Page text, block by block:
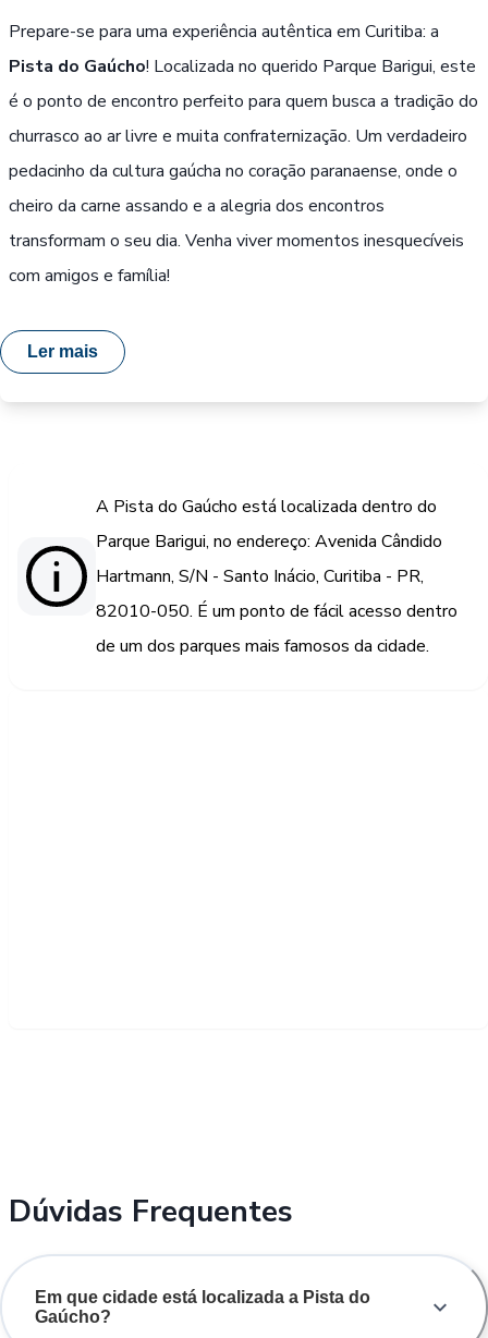
Prepare-se para uma experiência autêntica em Curitiba: a
Pista do Gaúcho! Localizada no querido Parque Barigui, este
é o ponto de encontro perfeito para quem busca a tradição do
churrasco ao ar livre e muita confraternização. Um verdadeiro
pedacinho da cultura gaúcha no coração paranaense, onde o
cheiro da carne assando e a alegria dos encontros
transformam o seu dia. Venha viver momentos inesquecíveis
com amigos e família!
Ler mais
A Pista do Gaúcho está localizada dentro do
Parque Barigui, no endereço: Avenida Cândido
Hartmann, S/N - Santo Inácio, Curitiba - PR,
82010-050. É um ponto de fácil acesso dentro
de um dos parques mais famosos da cidade.
Dúvidas Frequentes
Em que cidade está localizada a Pista do
Gaúcho?